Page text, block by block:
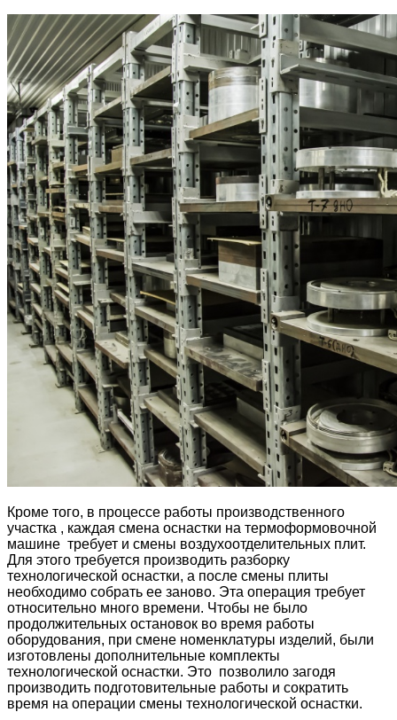
Кроме того, в процессе работы производственного
участка , каждая смена оснастки на термоформовочной
машине требует и смены воздухоотделительных плит.
Для этого требуется производить разборку
технологической оснастки, а после смены плиты
необходимо собрать ее заново. Эта операция требует
относительно много времени. Чтобы не было
продолжительных остановок во время работы
оборудования, при смене номенклатуры изделий, были
изготовлены дополнительные комплекты
технологической оснастки. Это позволило загодя
производить подготовительные работы и сократить
время на операции смены технологической оснастки.